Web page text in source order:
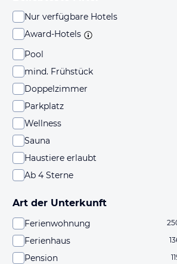
Nur verfügbare Hotels
Award-Hotels
Pool
mind. Frühstück
Doppelzimmer
Parkplatz
Wellness
Sauna
Haustiere erlaubt
Ab 4 Sterne
Art der Unterkunft
Ferienwohnung
Ferienhaus
Pension